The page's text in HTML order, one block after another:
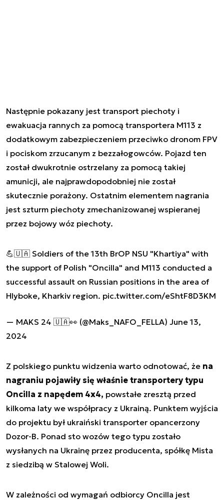
Następnie pokazany jest transport piechoty i
ewakuacja rannych za pomocą transportera M113 z
dodatkowym zabezpieczeniem przeciwko dronom FPV
i pociskom zrzucanym z bezzałogowców. Pojazd ten
został dwukrotnie ostrzelany za pomocą takiej
amunicji, ale najprawdopodobniej nie został
skutecznie porażony. Ostatnim elementem nagrania
jest szturm piechoty zmechanizowanej wspieranej
przez bojowy wóz piechoty.
💪🇺🇦 Soldiers of the 13th BrOP NSU "Khartiya" with
the support of Polish "Oncilla" and M113 conducted a
successful assault on Russian positions in the area of
Hlyboke, Kharkiv region. pic.twitter.com/eShtF8D3KM
— MAKS 24 🇺🇦👀 (@Maks_NAFO_FELLA) June 13,
2024
Z polskiego punktu widzenia warto odnotować, że na
nagraniu pojawiły się właśnie transportery typu
Oncilla z napędem 4x4, powstałe zresztą przed
kilkoma laty we współpracy z Ukrainą. Punktem wyjścia
do projektu był ukraiński transporter opancerzony
Dozor-B. Ponad sto wozów tego typu zostało
wysłanych na Ukrainę przez producenta, spółkę Mista
z siedzibą w Stalowej Woli.
W zależności od wymagań odbiorcy Oncilla jest